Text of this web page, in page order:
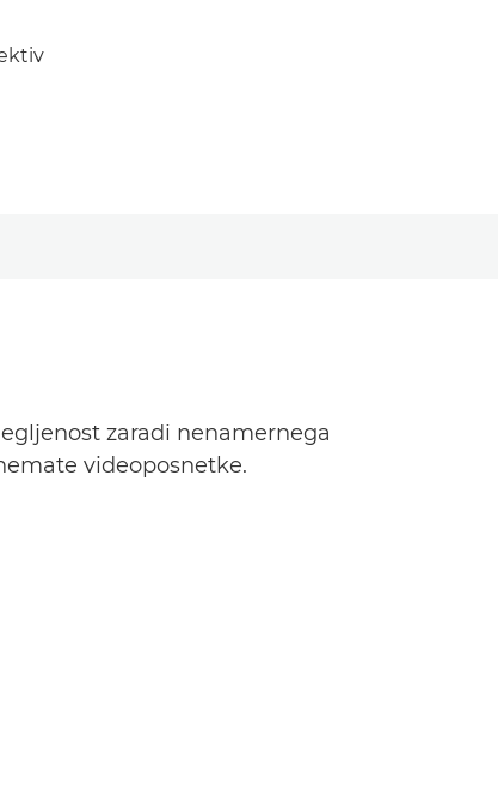
zaradi nenamernega
videoposnetke.